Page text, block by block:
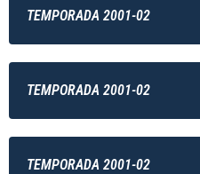
TEMPORADA 2001-02
TEMPORADA 2001-02
TEMPORADA 2001-02